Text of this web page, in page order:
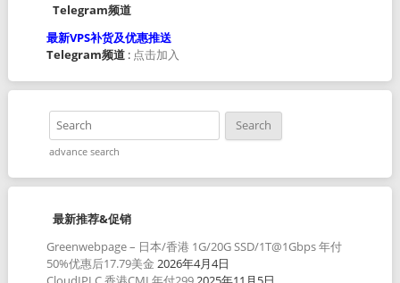
Telegram频道
最新VPS补货及优惠推送
Telegram频道: 点击加入
advance search
最新推荐&促销
Greenwebpage – 日本/香港 1G/20G SSD/1T@1Gbps 年付
50%优惠后17.79美金 2026年4月4日